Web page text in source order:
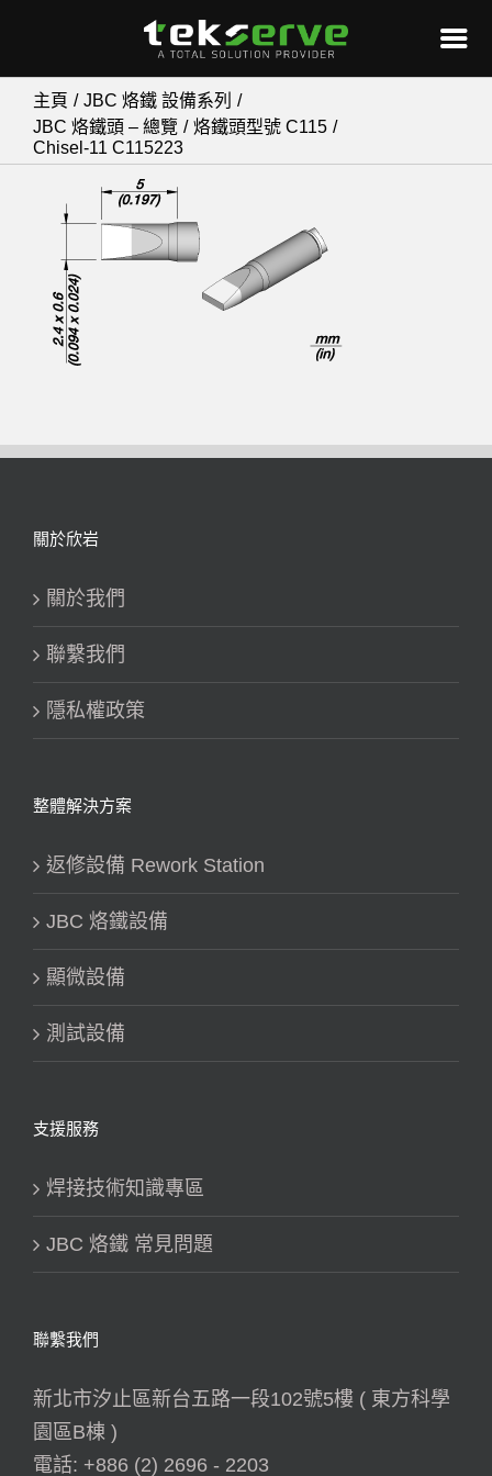
Skip
content
主頁
JBC 烙鐵 設備系列
JBC 烙鐵頭 – 總覽
烙鐵頭型號 C115
Chisel-11 C115223
關於欣岩
關於我們
聯繫我們
隱私權政策
整體解決方案
返修設備 Rework Station
JBC 烙鐵設備
顯微設備
測試設備
支援服務
焊接技術知識專區
JBC 烙鐵 常見問題
聯繫我們
新北市汐止區新台五路一段102號5樓 ( 東方科學
園區B棟 )
電話: +886 (2) 2696 - 2203